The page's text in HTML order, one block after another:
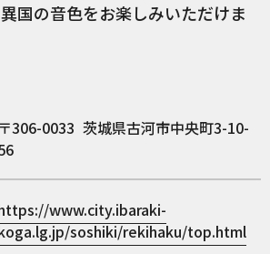
国の音色をお楽しみいただけま
306-0033 茨城県古河市中央町3-10-
www.city.ibaraki-
soshiki/rekihaku/top.html